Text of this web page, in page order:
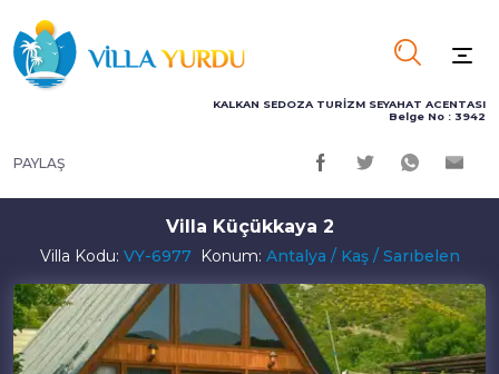
KALKAN SEDOZA TURİZM SEYAHAT ACENTASI
Belge No : 3942
PAYLAŞ
Villa Küçükkaya 2
Villa Kodu: VY-6977 Konum: Antalya / Kaş / Sarıbelen